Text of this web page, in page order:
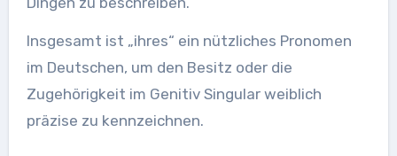
Insgesamt ist „ihres“ ein nützliches Pronomen
im Deutschen, um den Besitz oder die
Zugehörigkeit im Genitiv Singular weiblich
präzise zu kennzeichnen.